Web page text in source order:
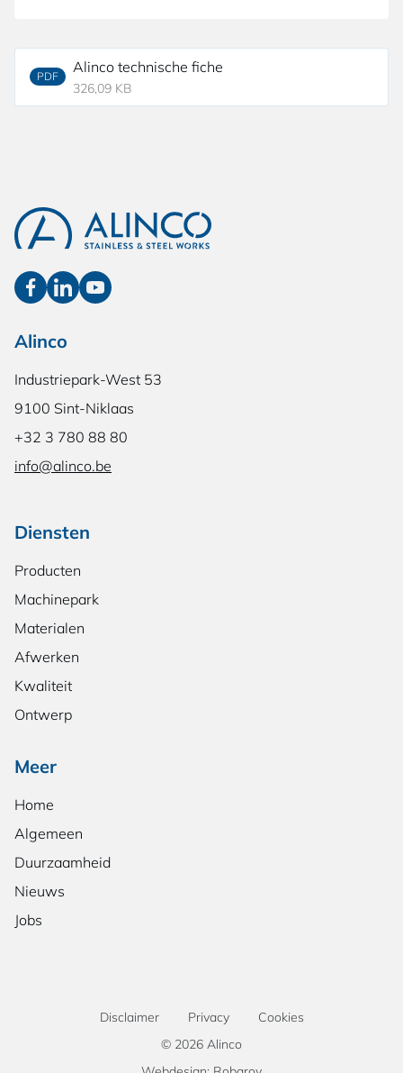
PDF
Alinco technische fiche
326,09 KB
Alinco
Industriepark-West 53
9100 Sint-Niklaas
+32 3 780 88 80
info@alinco.be
Diensten
Producten
Machinepark
Materialen
Afwerken
Kwaliteit
Ontwerp
Meer
Home
Algemeen
Duurzaamheid
Nieuws
Jobs
Disclaimer Privacy
Cookies
© 2026 Alinco